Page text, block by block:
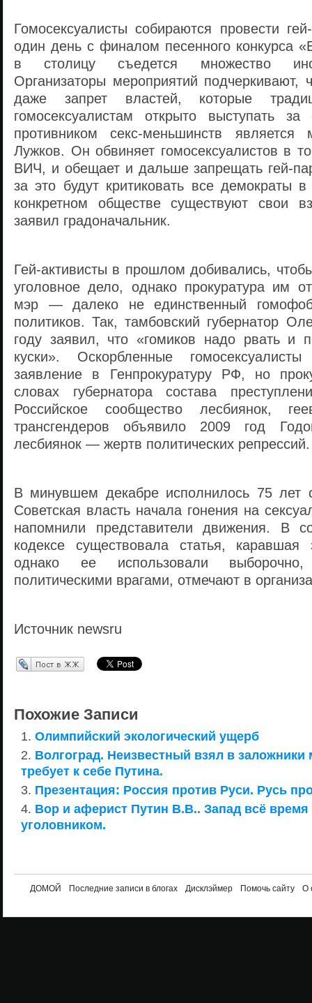
Гомосексуалисты собираются провести
один день с финалом песенного конкурса
в столицу съедется множество
Организаторы мероприятий
даже запрет властей, которые
гомосексуалистам открыто выступать
противником секс-меньшинств
Лужков. Он обвиняет гомосексуалистов в
ВИЧ, и обещает и дальше запрещать гей-
за это будут критиковать все демократы
конкретном обществе существуют свои
заявил градоначальник.
Гей-активисты в прошлом добивались,
уголовное дело, однако прокуратура им
мэр — далеко не единственный гомофоб
политиков. Так, тамбовский губернатор
году заявил, что «гомиков надо рвать и
куски». Оскорбленные
заявление в Генпрокуратуру РФ, но
словах губернатора состава
Российское сообщество лесбиянок,
трансгендеров объявило 2009 год
лесбиянок — жертв политических репрессий.
В минувшем декабре исполнилось 75 лет
Советская власть начала гонения на
напомнили представители движения. В
кодексе существовала статья, каравшая
однако ее использовали
политическими врагами, отмечают в
Источник newsru
Перепост в ЖЖ
Похожие Записи
Олимпийский экологический ущерб
Волгоград. Неизвестный взял в
требует к себе Путина.
Презентация: Россия против Руси. Русь
Вор и аферист Путин В.В.. Запад всё
уголовником.
ДОМОЙ Последние записи в блогах Дисклэймер Помочь сайту О